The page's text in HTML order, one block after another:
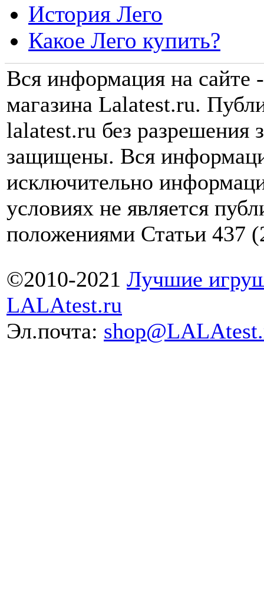
История Лего
Какое Лего купить?
Вся информация на сайте
магазина Lalatest.ru.
lalatest.ru без разрешения
защищены. Вся
исключительно
условиях не является
положениями Статьи 437
©2010-2021 Лучшие
LALAtest.ru
Эл.почта: